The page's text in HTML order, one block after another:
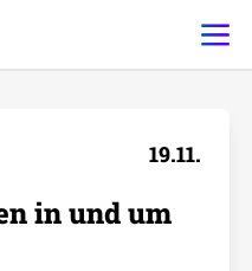
19.11.
in und um